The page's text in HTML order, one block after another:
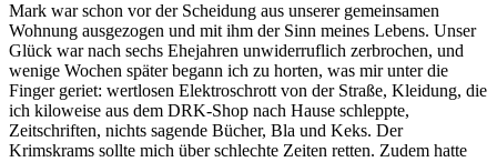
Mark war schon vor der Scheidung aus unserer gemeinsamen
Wohnung ausgezogen und mit ihm der Sinn meines Lebens. Unser
Glück war nach sechs Ehejahren unwiderruflich zerbrochen, und
wenige Wochen später begann ich zu horten, was mir unter die
Finger geriet: wertlosen Elektroschrott von der Straße, Kleidung, die
ich kiloweise aus dem DRK-Shop nach Hause schleppte,
Zeitschriften, nichts sagende Bücher, Bla und Keks. Der
Krimskrams sollte mich über schlechte Zeiten retten. Zudem hatte